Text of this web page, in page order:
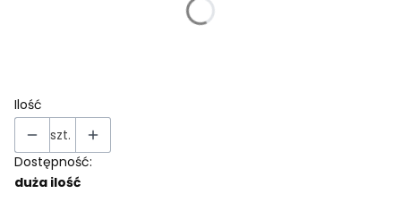
Ilość
szt.
Dostępność:
duża ilość